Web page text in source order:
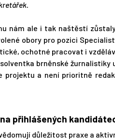
nám ale i tak naštěstí
obory pro pozici
ochotné pracovat i
brněnské
projektu a není prioritně
přihlášených
důležitost praxe a